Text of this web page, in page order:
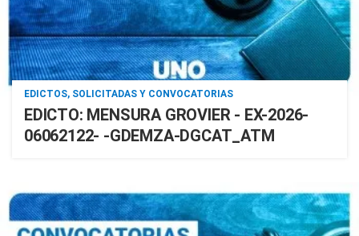
EDICTOS, SOLICITADAS Y CONVOCATORIAS
EDICTO: MENSURA GROVIER - EX-2026-
06062122- -GDEMZA-DGCAT_ATM